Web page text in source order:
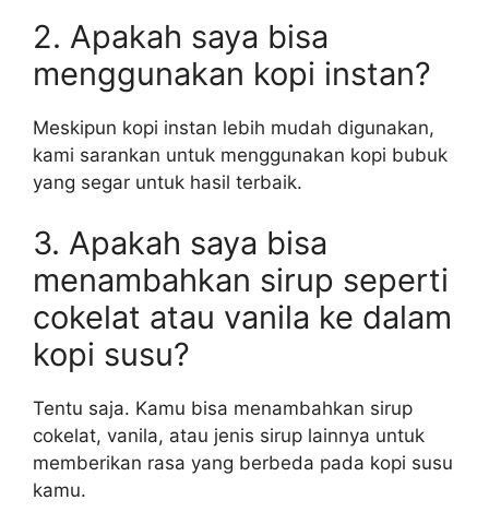
2. Apakah saya bisa
menggunakan kopi instan?
Meskipun kopi instan lebih mudah digunakan,
kami sarankan untuk menggunakan kopi bubuk
yang segar untuk hasil terbaik.
3. Apakah saya bisa
menambahkan sirup seperti
cokelat atau vanila ke dalam
kopi susu?
Tentu saja. Kamu bisa menambahkan sirup
cokelat, vanila, atau jenis sirup lainnya untuk
memberikan rasa yang berbeda pada kopi susu
kamu.